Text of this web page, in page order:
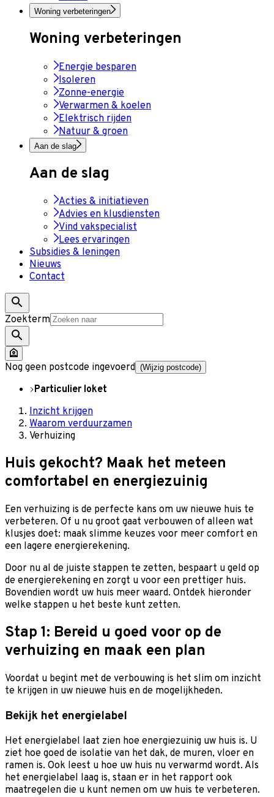
Woning verbeteringen
Woning verbeteringen
Energie besparen
Isoleren
Zonne-energie
Verwarmen & koelen
Elektrisch rijden
Natuur & groen
Aan de slag
Aan de slag
Acties & initiatieven
Advies en klusdiensten
Vind vakspecialist
Lees ervaringen
Subsidies & leningen
Nieuws
Contact
Zoekterm
Nog geen postcode ingevoerd (Wijzig postcode)
Particulier loket
Inzicht krijgen
Waarom verduurzamen
Verhuizing
Huis gekocht? Maak het meteen
comfortabel en energiezuinig
Een verhuizing is de perfecte kans om uw nieuwe huis te
verbeteren. Of u nu groot gaat verbouwen of alleen wat
klusjes doet: maak slimme keuzes voor meer comfort en
een lagere energierekening.
Door nu al de juiste stappen te zetten, bespaart u geld op
de energierekening en zorgt u voor een prettiger huis.
Bovendien wordt uw huis meer waard. Ontdek hieronder
welke stappen u het beste kunt zetten.
Stap 1: Bereid u goed voor op de
verhuizing en maak een plan
Voordat u begint met de verbouwing is het slim om inzicht
te krijgen in uw nieuwe huis en de mogelijkheden.
Bekijk het energielabel
Het energielabel laat zien hoe energiezuinig uw huis is. U
ziet hoe goed de isolatie van het dak, de muren, vloer en
ramen is. Ook leest u hoe uw huis nu verwarmd wordt. Als
het energielabel laag is, staan er in het rapport ook
maatregelen die u kunt nemen om uw huis te verbeteren.